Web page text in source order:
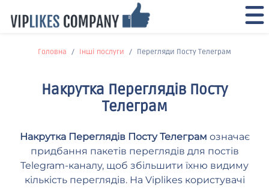
Головна Інші послуги Перегляди Посту Телеграм
Накрутка Переглядів Посту
Телеграм
Накрутка Переглядів Посту Телеграм означає
придбання пакетів переглядів для постів
Telegram-каналу, щоб збільшити їхню видиму
кількість переглядів. На Viplikes користувачі